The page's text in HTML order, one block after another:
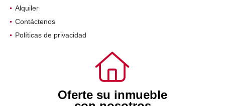
Alquiler
Contáctenos
Políticas de privacidad
Oferte su inmueble